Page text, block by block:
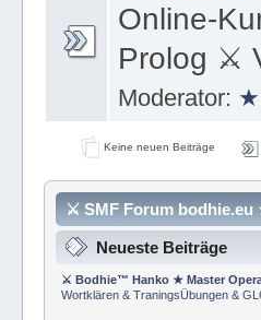
Online-
Prolog ⚔
Moderator: ★
Keine neuen Beiträge
⚔ SMF Forum
Neueste Beiträge
⚔ Bodhie™ Hanko ★ Master
Wortklären & TraningsÜbungen &